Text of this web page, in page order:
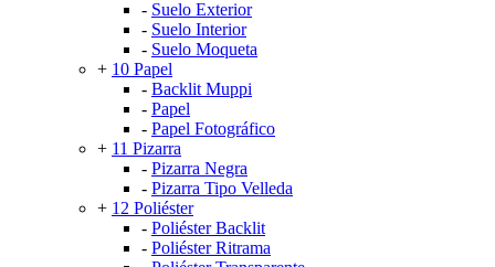
- Suelo Exterior
- Suelo Interior
- Suelo Moqueta
+ 10 Papel
- Backlit Muppi
- Papel
- Papel Fotográfico
+ 11 Pizarra
- Pizarra Negra
- Pizarra Tipo Velleda
+ 12 Poliéster
- Poliéster Backlit
- Poliéster Ritrama